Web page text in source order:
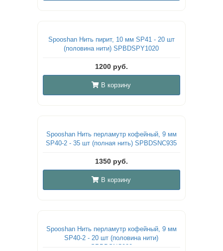
Spooshan Нить пирит, 10 мм SP41 - 20 шт
(половина нити) SPBDSPY1020
1200 руб.
В корзину
Spooshan Нить перламутр кофейный, 9 мм
SP40-2 - 35 шт (полная нить) SPBDSNC935
1350 руб.
В корзину
Spooshan Нить перламутр кофейный, 9 мм
SP40-2 - 20 шт (половина нити)
SPBDSNC920